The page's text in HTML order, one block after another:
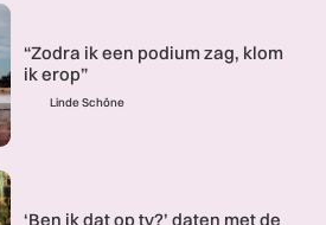
“Zodra ik een podium zag, klom
ik erop”
Linde Schöne
‘Ben ik dat op tv?’ daten met de